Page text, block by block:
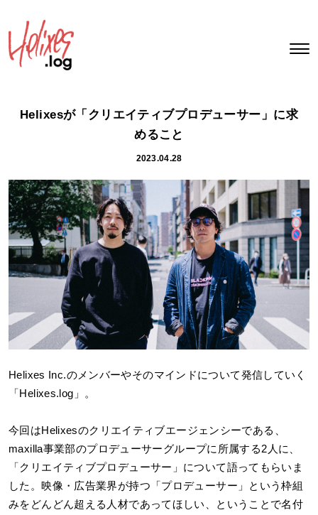
Helixesが「クリエイティブプロデューサー」に求
めること
2023.04.28
Helixes Inc.のメンバーやそのマインドについて発信していく
「Helixes.log」。
今回はHelixesのクリエイティブエージェンシーである、
maxilla事業部のプロデューサーグループに所属する2人に、
「クリエイティブプロデューサー」について語ってもらいま
した。映像・広告業界が持つ「プロデューサー」という枠組
みをどんどん超える人材であってほしい、ということで名付